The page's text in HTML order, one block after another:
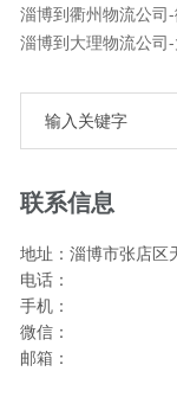
联系信息
地址：淄博市张店区
电话：
手机：
微信：
邮箱：